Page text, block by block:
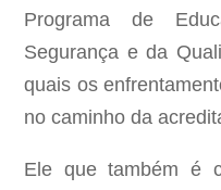
Programa de
Segurança e da
quais os
no caminho da
Ele que também é